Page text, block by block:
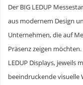
Der BIG LEDUP
aus modernem Design
Unternehmen, die auf
Präsenz zeigen
LEDUP Displays, jeweils
beeindruckende visuelle